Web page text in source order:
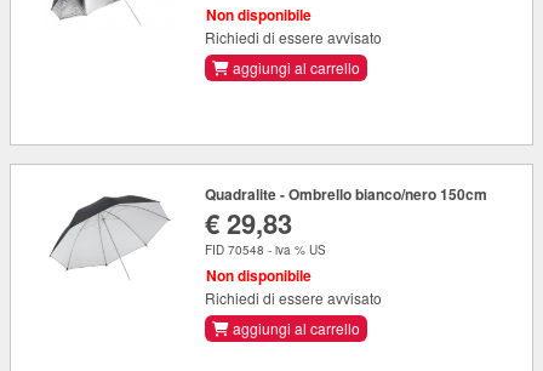
Non disponibile
Richiedi di essere avvisato
aggiungi al carrello
Quadralite - Ombrello bianco/nero 150cm
€ 29,83
FID 70548 - iva % US
Non disponibile
Richiedi di essere avvisato
aggiungi al carrello